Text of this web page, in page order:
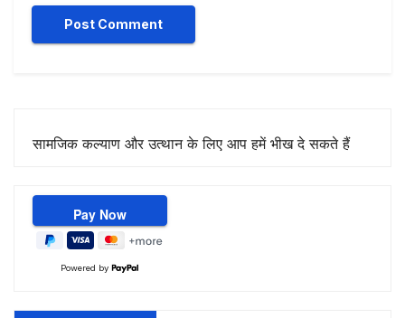
सामजिक कल्याण और उत्थान के लिए आप हमें भीख दे सकते हैं
Powered by